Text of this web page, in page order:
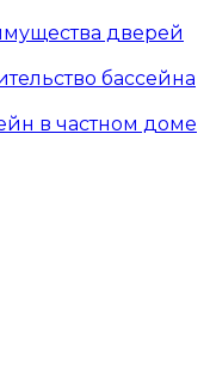
дверей
бассейна
в частном доме